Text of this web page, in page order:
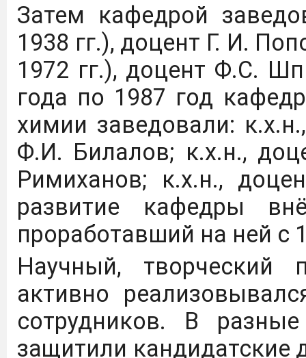
Затем кафедрой
1938 гг.), доцент Г. И.
1972 гг.), доцент Ф.С.
года по 1987 год
химии заведовали:
Ф.И. Билалов; к.х.н.,
Римиханов; к.х.н.,
развитие кафедры
проработавший на ней с
Научный, творческий
активно
сотрудников. В
защитили кандидатские